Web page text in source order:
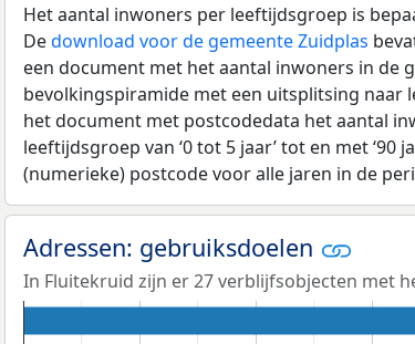
Het aantal inwoners per leeftijdsgroep is
Dedownload voor de gemeente Zuidplas
een document met het aantal inwoners in de
bevolkingspiramide met een uitsplitsing naar
het document met postcodedata het aantal
leeftijdsgroep van ‘0 tot 5 jaar’ tot en met ‘90
(numerieke) postcode voor alle jaren in de
Adressen: gebruiksdoelen
In Fluitekruid zijn er 27 verblijfsobjecten met